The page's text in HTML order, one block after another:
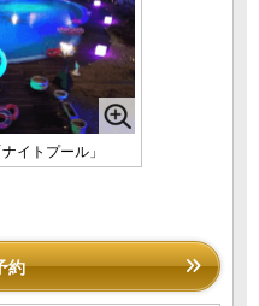
イトプール」
約